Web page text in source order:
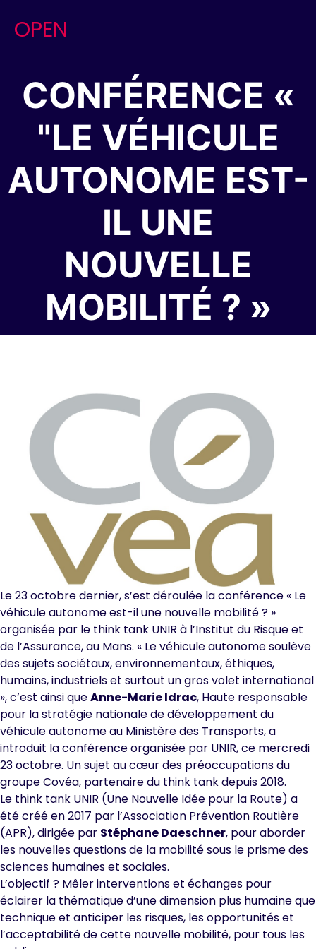
content
OPEN
CONFÉRENCE «
"LE VÉHICULE
AUTONOME EST-
IL UNE
NOUVELLE
MOBILITÉ ? »
Le 23 octobre dernier, s’est déroulée la conférence « Le
véhicule autonome est-il une nouvelle mobilité ? »
organisée par le think tank UNIR à l’Institut du Risque et
de l’Assurance, au Mans. « Le véhicule autonome soulève
des sujets sociétaux, environnementaux, éthiques,
humains, industriels et surtout un gros volet international
», c’est ainsi queAnne-Marie Idrac, Haute responsable
pour la stratégie nationale de développement du
véhicule autonome au Ministère des Transports, a
introduit la conférence organisée par UNIR, ce mercredi
23 octobre. Un sujet au cœur des préoccupations du
groupe Covéa, partenaire du think tank depuis 2018.
Le think tank UNIR (Une Nouvelle Idée pour la Route) a
été créé en 2017 par l’Association Prévention Routière
(APR), dirigée par Stéphane Daeschner, pour aborder
les nouvelles questions de la mobilité sous le prisme des
sciences humaines et sociales.
L’objectif ? Mêler interventions et échanges pour
éclairer la thématique d’une dimension plus humaine que
technique et anticiper les risques, les opportunités et
l’acceptabilité de cette nouvelle mobilité, pour tous les